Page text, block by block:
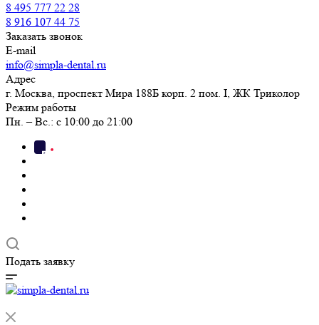
8 495 777 22 28
8 916 107 44 75
Заказать звонок
E-mail
info@simpla-dental.ru
Адрес
г. Москва, проспект Мира 188Б корп. 2 пом. I, ЖК Триколор
Режим работы
Пн. – Вс.: с 10:00 до 21:00
Подать заявку